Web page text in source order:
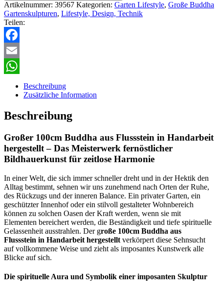
Artikelnummer: 39567 Kategorien: Garten Lifestyle, Große Buddha
Gartenskulpturen, Lifestyle, Design, Technik
Teilen:
Facebook
Email
WhatsApp
Beschreibung
Zusätzliche Information
Beschreibung
Großer 100cm Buddha aus Flussstein in Handarbeit
hergestellt – Das Meisterwerk fernöstlicher
Bildhauerkunst für zeitlose Harmonie
In einer Welt, die sich immer schneller dreht und in der Hektik den
Alltag bestimmt, sehnen wir uns zunehmend nach Orten der Ruhe,
des Rückzugs und der inneren Balance. Ein privater Garten, ein
geschützter Innenhof oder ein stilvoll gestalteter Wohnbereich
können zu solchen Oasen der Kraft werden, wenn sie mit
Elementen bereichert werden, die Beständigkeit und tiefe spirituelle
Gelassenheit ausstrahlen. Der große 100cm Buddha aus
Flussstein in Handarbeit hergestellt verkörpert diese Sehnsucht
auf vollkommene Weise und zieht als imposantes Kunstwerk alle
Blicke auf sich.
Die spirituelle Aura und Symbolik einer imposanten Skulptur